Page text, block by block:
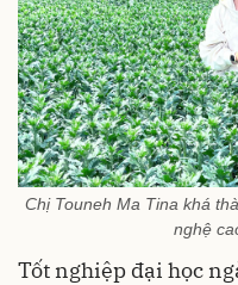
Chị Touneh Ma Tina khá
nghệ
Tốt nghiệp đại học